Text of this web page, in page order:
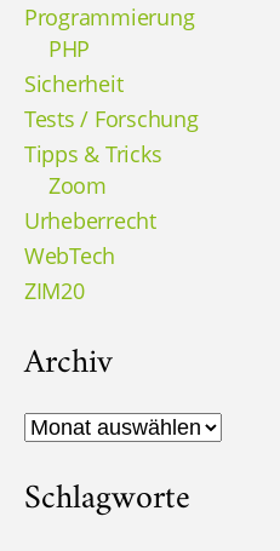
Programmierung
PHP
Sicherheit
Tests / Forschung
Tipps & Tricks
Zoom
Urheberrecht
WebTech
ZIM20
Archiv
Archiv
Schlagworte